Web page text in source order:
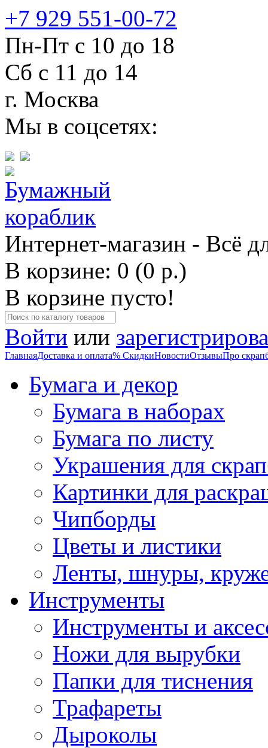
+7 929 551-00-72
Пн-Пт с 10 до 18
Сб с 11 до 14
г. Москва
Мы в соцсетях:
Интернет-магазин - Всё
В корзине: 0 (0 р.)
В корзине пусто!
Войти или
ГлавнаяДоставка и оплата% СкидкиНовостиОтзывыПро
Бумага и декор
Бумага в наборах
Бумага по листу
Украшения для
Картинки для
Чипборды
Цветы и листики
Ленты, шнуры,
Инструменты
Инструменты и
Ножи для вырубки
Папки для тиснения
Трафареты
Дыроколы